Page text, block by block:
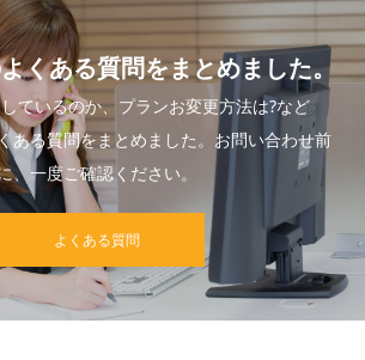
くある質問をまとめました。
ているのか、プランお変更方法は?など
ある質問をまとめました。お問い合わせ前
、一度ご確認ください。
よくある質問